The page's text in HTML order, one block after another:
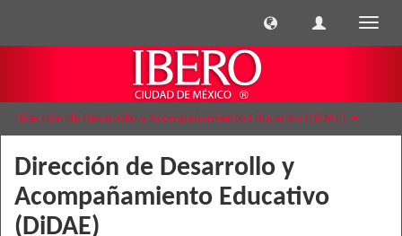
Dirección de Desarrollo y Acompañamiento Educativo (DiDAE)
Dirección de Desarrollo y
Acompañamiento Educativo
(DiDAE)